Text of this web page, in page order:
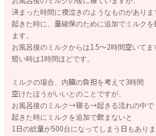
決まった時間に夜泣きのようなものがありま
起きた時に、量確保のために追加でミルクを
ます。
お風呂後のミルクからは1.5〜2時間空いてま
短い時は1時間ほどです。
ミルクの場合、内臓の負担を考えて3時間
空けたほうがいいとのことですが、
お風呂後のミルク→寝る→起きる流れの中で
起きた時にミルクを追加で飲まないと
1日の総量が500台になってしまう日もありま